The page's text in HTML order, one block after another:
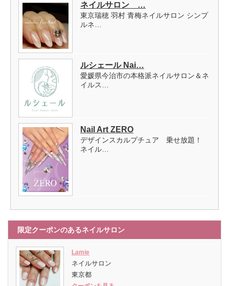
ネイルサロン …
東京瑞穂 羽村 青梅ネイルサロン シンプ
ルネ…
ルシェール Nai…
愛媛県今治市の本格派ネイルサロン＆ネ
イルス…
Nail Art ZERO
デザインスカルプチュア 乗せ放題！
ネイル…
限定クーポンのあるネイルサロン
Lamie
ネイルサロン
東京都